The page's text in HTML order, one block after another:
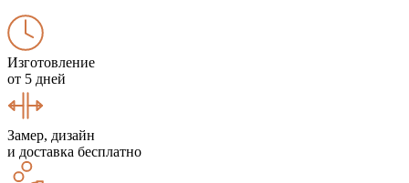
Изготовление
от 5 дней
Замер, дизайн
и доставка бесплатно